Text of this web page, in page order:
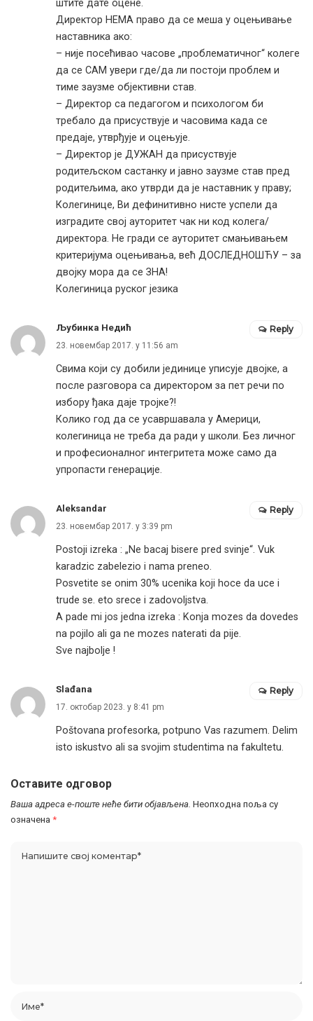
штите дате оцене.
Директор НЕМА право да се меша у оцењивање
наставника ако:
– није посећивао часове „проблематичног“ колеге
да се САМ увери где/да ли постоји проблем и
тиме заузме објективни став.
– Директор са педагогом и психологом би
требало да присуствује и часовима када се
предаје, утврђује и оцењује.
– Директор је ДУЖАН да присуствује
родитељском састанку и јавно заузме став пред
родитељима, ако утврди да је наставник у праву;
Колегинице, Ви дефинитивно нисте успели да
изградите свој ауторитет чак ни код колега/
директора. Не гради се ауторитет смањивањем
критеријума оцењивања, већ ДОСЛЕДНОШЋУ – за
двојку мора да се ЗНА!
Колегиница руског језика
Љубинка Недић
23. новембар 2017. у 11:56 am
Свима који су добили јединице уписује двојке, а
после разговора са директором за пет речи по
избору ђака даје тројке?!
Колико год да се усавршавала у Америци,
колегиница не треба да ради у школи. Без личног
и професионалног интегритета може само да
упропасти генерације.
Reply
Aleksandar
23. новембар 2017. у 3:39 pm
Postoji izreka : „Ne bacaj bisere pred svinje“. Vuk
karadzic zabelezio i nama preneo.
Posvetite se onim 30% ucenika koji hoce da uce i
trude se. eto srece i zadovoljstva.
A pade mi jos jedna izreka : Konja mozes da dovedes
na pojilo ali ga ne mozes naterati da pije.
Sve najbolje !
Reply
Slađana
17. октобар 2023. у 8:41 pm
Poštovana profesorka, potpuno Vas razumem. Delim
isto iskustvo ali sa svojim studentima na fakultetu.
Reply
Оставите одговор
Ваша адреса е-поште неће бити објављена. Неопходна поља су
означена *